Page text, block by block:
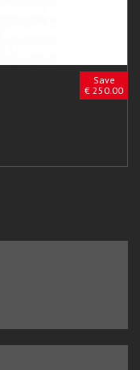
Save
€ 250.00